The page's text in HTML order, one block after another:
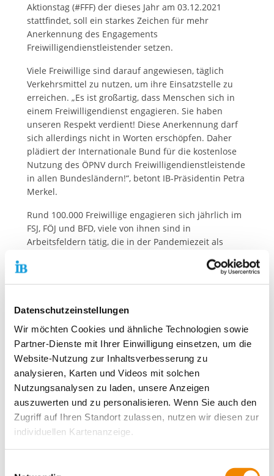
Datenschutzeinstellungen
Wir möchten Cookies und ähnliche Technologien sowie
Partner-Dienste mit Ihrer Einwilligung einsetzen, um die
Website-Nutzung zur Inhaltsverbesserung zu
analysieren, Karten und Videos mit solchen
Nutzungsanalysen zu laden, unsere Anzeigen
auszuwerten und zu personalisieren. Wenn Sie auch den
Zugriff auf Ihren Standort zulassen, nutzen wir diesen zur
individuellen Kartenanzeige.
Aktionstag (#FFF) der dieses Jahr am 03.12.2021
stattfindet, soll ein starkes Zeichen für mehr
Anerkennung des Engagements
Freiwilligendienstleistender setzen.
Viele Freiwillige sind darauf angewiesen, täglich
Verkehrsmittel zu nutzen, um ihre Einsatzstelle zu
erreichen. „Es ist großartig, dass Menschen sich in
einem Freiwilligendienst engagieren. Sie haben
unseren Respekt verdient! Diese Anerkennung darf
sich allerdings nicht in Worten erschöpfen. Daher
plädiert der Internationale Bund für die kostenlose
Nutzung des ÖPNV durch Freiwilligendienstleistende
in allen Bundesländern!“, betont IB-Präsidentin Petra
Merkel.
Rund 100.000 Freiwillige engagieren sich jährlich im
FSJ, FÖJ und BFD, viele von ihnen sind in
Arbeitsfeldern tätig, die in der Pandemiezeit als
besonders deutlich gemacht, dass
Freiwilligendienstleistende einen unverzichtbaren
unterstützt der Internationale Bund den Aktionstag
Über den Internationalen Bund:
Der Internationale Bund (IB) ist mit mehr als 14.000
Mitarbeitenden einer der großen Dienstleister in der
Jugend-, Sozial- und Bildungsarbeit in Deutschland.
Er unterstützt Kinder, Jugendliche, Erwachsene und
Senioren*Seniorinnen dabei, ein
selbstverantwortetes Leben zu führen – unabhängig
von ihrer Herkunft, Religion oder Weltanschauung.